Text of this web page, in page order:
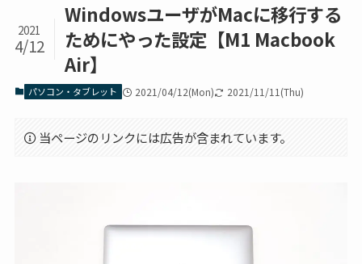
WindowsユーザがMacに移行する
ためにやった設定【M1 Macbook
Air】
2021
4/12
パソコン・タブレット 2021/04/12(Mon) 2021/11/11(Thu)
当ページのリンクには広告が含まれています。